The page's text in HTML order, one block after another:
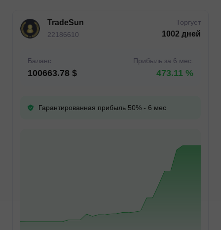
TradeSun
22186610
Торгует
1002 дней
Баланс
100663.78 $
Прибыль за 6 мес.
473.11 %
Гарантированная прибыль 50% - 6 мес